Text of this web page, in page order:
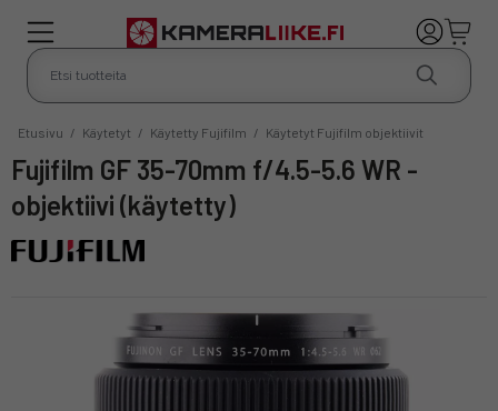
Etusivu / Käytetyt / Käytetty Fujifilm / Käytetyt Fujifilm objektiivit
Fujifilm GF 35-70mm f/4.5-5.6 WR -
objektiivi (käytetty)